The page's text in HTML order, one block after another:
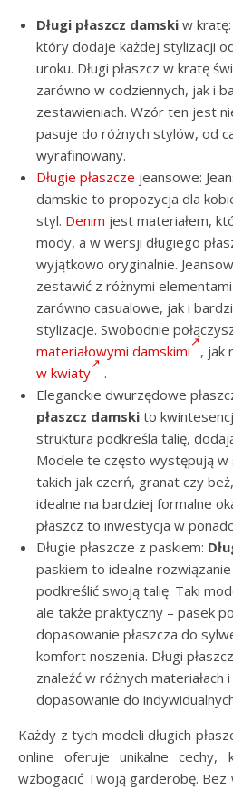
Długi płaszcz damski w
który dodaje każdej stylizacji
uroku. Długi płaszcz w kratę
zarówno w codziennych, jak i
zestawieniach. Wzór ten jest
pasuje do różnych stylów, od
wyrafinowany.
Długie płaszcze jeansowe:
damskie to propozycja dla
styl. Denim jest materiałem,
mody, a w wersji długiego
wyjątkowo oryginalnie.
zestawić z różnymi
zarówno casualowe, jak i
stylizacje. Swobodnie
materiałowymi damskimi
, jak
w kwiaty
.
Eleganckie dwurzędowe
płaszcz damski to
struktura podkreśla talię,
Modele te często występują w
takich jak czerń, granat czy
idealne na bardziej formalne
płaszcz to inwestycja w
Długie płaszcze z paskiem:
paskiem to idealne
podkreślić swoją talię. Taki
ale także praktyczny – pasek
dopasowanie płaszcza do
komfort noszenia. Długi
znaleźć w różnych materiałach
dopasowanie do
Każdy z tych modeli długich
online oferuje unikalne cechy,
wzbogacić Twoją garderobę. Bez